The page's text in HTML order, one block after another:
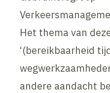
Het thema van
‘(bereikbaarheid
andere aandacht